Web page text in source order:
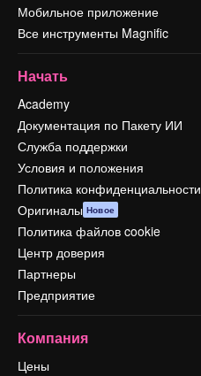
Мобильное приложение
Все инструменты Magnific
Начать
Academy
Документация по Пакету ИИ
Служба поддержки
Условия и положения
Политика конфиденциальности
Оригиналы Новое
Политика файлов cookie
Центр доверия
Партнеры
Предприятие
Компания
Цены